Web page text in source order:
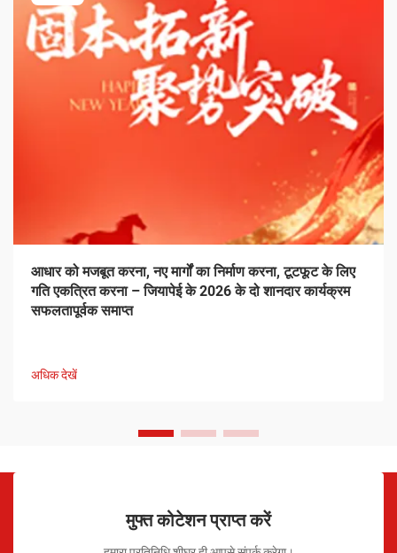
आधार को मजबूत करना, नए मार्गों का निर्माण करना, टूटफूट के लिए
गति एकत्रित करना – जियापेई के 2026 के दो शानदार कार्यक्रम
सफलतापूर्वक समाप्त
अधिक देखें
मुफ्त कोटेशन प्राप्त करें